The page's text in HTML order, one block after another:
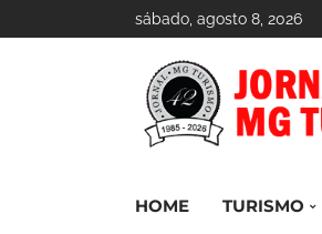
sábado, agosto 8, 2026
HOME TURISMO